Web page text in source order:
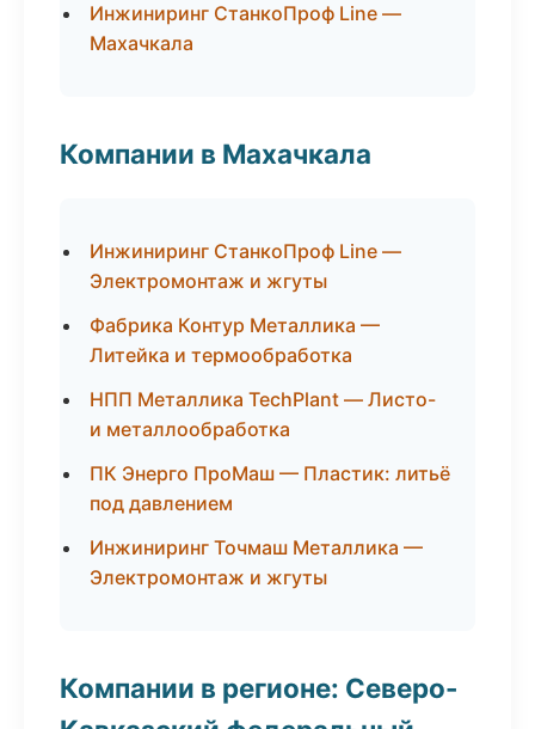
Инжиниринг СтанкоПроф Line —
Махачкала
Компании в Махачкала
Инжиниринг СтанкоПроф Line —
Электромонтаж и жгуты
Фабрика Контур Металлика —
Литейка и термообработка
НПП Металлика TechPlant — Листо-
и металлообработка
ПК Энерго ПроМаш — Пластик: литьё
под давлением
Инжиниринг Точмаш Металлика —
Электромонтаж и жгуты
Компании в регионе: Северо-